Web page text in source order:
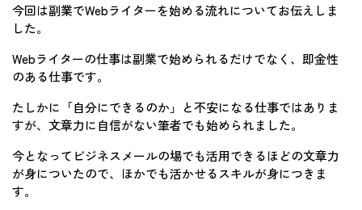
今回は副業でWebライターを始める流れについてお伝えしま
した。
Webライターの仕事は副業で始められるだけでなく、即金性
のある仕事です。
たしかに「自分にできるのか」と不安になる仕事ではありま
すが、文章力に自信がない筆者でも始められました。
今となってビジネスメールの場でも活用できるほどの文章力
が身についたので、ほかでも活かせるスキルが身につきま
す。